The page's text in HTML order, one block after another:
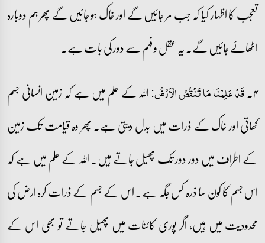
تعجب کا اظہار کیا کہ جب مر جائیں گے اور خاک ہو جائیں گے پھر ہم دوبارہ
اٹھائے جائیں گے۔ یہ عقل و فہم سے دور کی بات ہے۔
۴۔ قَدۡ عَلِمۡنَا مَا تَنۡقُصُ الۡاَرۡضُ:اللہ کے علم میں ہے کہ زمین انسانی جسم
کھاتی اور خاک کے ذرات میں بدل دیتی ہے۔ پھر وہ قیامت تک زمین
کے اطراف میں دور دور تک پھیل جاتے ہیں۔ اللہ کے علم میں ہے کہ
اس جسم کا کون سا ذرہ کس جگہ ہے۔ اس کے جسم کے ذرات کرہ ارض کی
محدودیت میں ہیں، اگر پوری کائنات میں پھیل جاتے تو بھی اس کے